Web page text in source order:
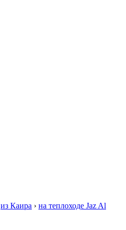
из Каира › на теплоходе Jaz Al